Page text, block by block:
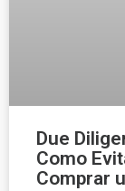
Due
Como
Comprar